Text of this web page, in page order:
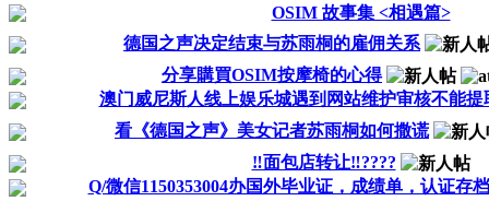
OSIM 故事集 <相遇篇>
德国之声决定结束与苏雨桐的雇佣关系
分享購買OSIM按摩椅的心得
澳门威尼斯人线上娱乐城遇到网站维护审核不能提
看《德国之声》美女记者苏雨桐如何撒谎
‼️面包店转让‼️????
Q/微信1150353004办国外毕业证，成绩单，认证存